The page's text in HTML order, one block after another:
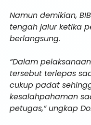
Namun demikian,
tengah jalur ketika
berlangsung.
“Dalam
tersebut terlepas
cukup padat
kesalahpahaman
petugas,” ungkap